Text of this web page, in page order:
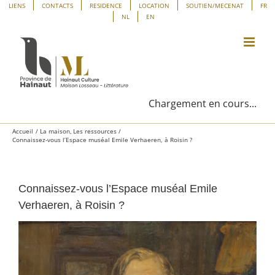
Panneau de gestion des cookies
Passer
contenu
LIENS CONTACTS RESIDENCE LOCATION SOUTIEN/MECENAT
FR
NL
EN
Chargement en cours...
Accueil La maison Les ressources
Connaissez-vous l’Espace muséal Emile Verhaeren, à Roisin ?
Connaissez-vous l’Espace muséal Emile
Verhaeren, à Roisin ?